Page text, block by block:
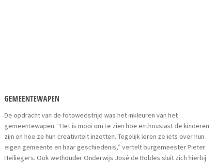
GEMEENTEWAPEN
De opdracht van de fotowedstrijd was het inkleuren van het
gemeentewapen. “Het is mooi om te zien hoe enthousiast de kinderen
zijn en hoe ze hun creativiteit inzetten. Tegelijk leren ze iets over hun
eigen gemeente en haar geschiedenis,” vertelt burgemeester Pieter
Heiliegers. Ook wethouder Onderwijs José de Robles sluit zich hierbij